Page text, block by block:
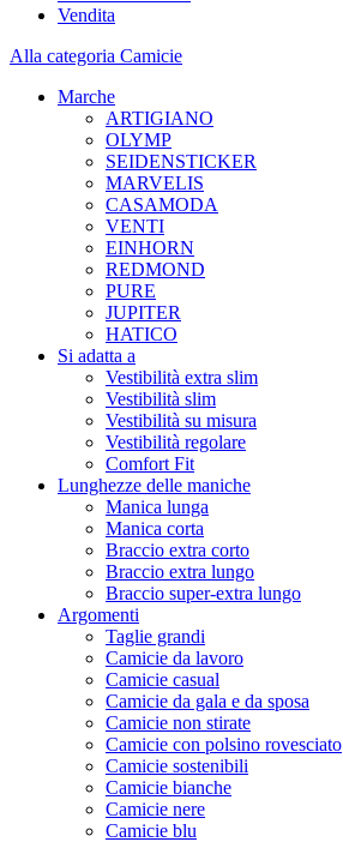
Vendita
Alla categoria Camicie
Marche
ARTIGIANO
OLYMP
SEIDENSTICKER
MARVELIS
CASAMODA
VENTI
EINHORN
REDMOND
PURE
JUPITER
HATICO
Si adatta a
Vestibilità extra slim
Vestibilità slim
Vestibilità su misura
Vestibilità regolare
Comfort Fit
Lunghezze delle maniche
Manica lunga
Manica corta
Braccio extra corto
Braccio extra lungo
Braccio super-extra lungo
Argomenti
Taglie grandi
Camicie da lavoro
Camicie casual
Camicie da gala e da sposa
Camicie non stirate
Camicie con polsino rovesciato
Camicie sostenibili
Camicie bianche
Camicie nere
Camicie blu